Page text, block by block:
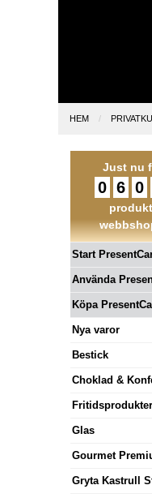
HEM
Just nu
0 6 0
Start
Använda
Köpa
Nya varor
Bestick
Choklad &
Fritidsprodukter
Glas
Gourmet
Gryta Kastrull